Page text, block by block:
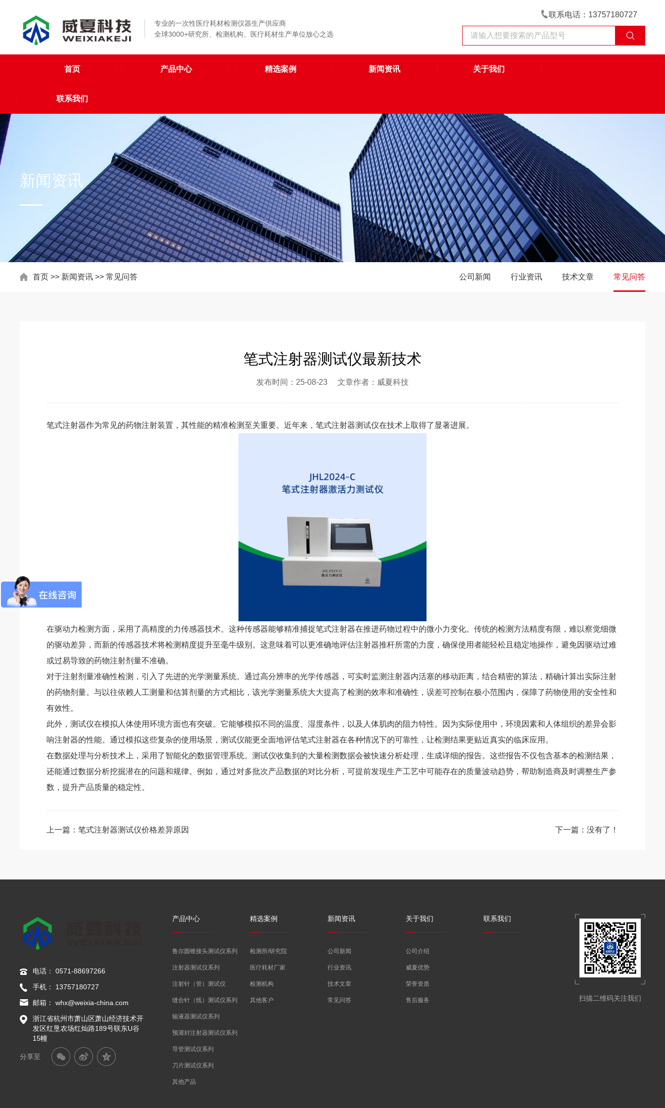
专业的一次性医疗耗材检测仪器生产供应商
全球3000+研究所、检测机构、医疗耗材生产单位放心之选
联系电话：13757180727
首页 产品中心 精选案例 新闻资讯 关于我们
联系我们
新闻资讯
首页 >> 新闻资讯 >>常见问答 公司新闻 行业资讯 技术文章 常见问答
笔式注射器测试仪最新技术
发布时间：25-08-23 文章作者：威夏科技
笔式注射器作为常见的药物注射装置，其性能的精准检测至关重要。近年来，笔式注射器测试仪在技术上取得了显著进展。
在驱动力检测方面，采用了高精度的力传感器技术。这种传感器能够精准捕捉笔式注射器在推进药物过程中的微小力变化。传统的检测方法精度有限，难以察觉细微
的驱动差异，而新的传感器技术将检测精度提升至毫牛级别。这意味着可以更准确地评估注射器推杆所需的力度，确保使用者能轻松且稳定地操作，避免因驱动过难
或过易导致的药物注射剂量不准确。
对于注射剂量准确性检测，引入了先进的光学测量系统。通过高分辨率的光学传感器，可实时监测注射器内活塞的移动距离，结合精密的算法，精确计算出实际注射
的药物剂量。与以往依赖人工测量和估算剂量的方式相比，该光学测量系统大大提高了检测的效率和准确性，误差可控制在极小范围内，保障了药物使用的安全性和
有效性。
此外，测试仪在模拟人体使用环境方面也有突破。它能够模拟不同的温度、湿度条件，以及人体肌肉的阻力特性。因为实际使用中，环境因素和人体组织的差异会影
响注射器的性能。通过模拟这些复杂的使用场景，测试仪能更全面地评估笔式注射器在各种情况下的可靠性，让检测结果更贴近真实的临床应用。
在数据处理与分析技术上，采用了智能化的数据管理系统。测试仪收集到的大量检测数据会被快速分析处理，生成详细的报告。这些报告不仅包含基本的检测结果，
还能通过数据分析挖掘潜在的问题和规律。例如，通过对多批次产品数据的对比分析，可提前发现生产工艺中可能存在的质量波动趋势，帮助制造商及时调整生产参
数，提升产品质量的稳定性。
上一篇：笔式注射器测试仪价格差异原因 下一篇：没有了！
电话：0571-88697266
手机： 13757180727
邮箱：whx@weixia-china.com
浙江省杭州市萧山区萧山经济技术开
发区红垦农场红灿路189号联东U谷
15幢
分享至
扫描二维码关注我们
产品中心
鲁尔圆锥接头测试仪系列
注射器测试仪系列
注射针（管）测试仪
缝合针（线）测试仪系列
输液器测试仪系列
预灌封注射器测试仪系列
导管测试仪系列
刀片测试仪系列
其他产品
精选案例
检测所/研究院
医疗耗材厂家
检测机构
其他客户
新闻资讯
公司新闻
行业资讯
技术文章
常见问答
关于我们
公司介绍
威夏优势
荣誉资质
售后服务
联系我们